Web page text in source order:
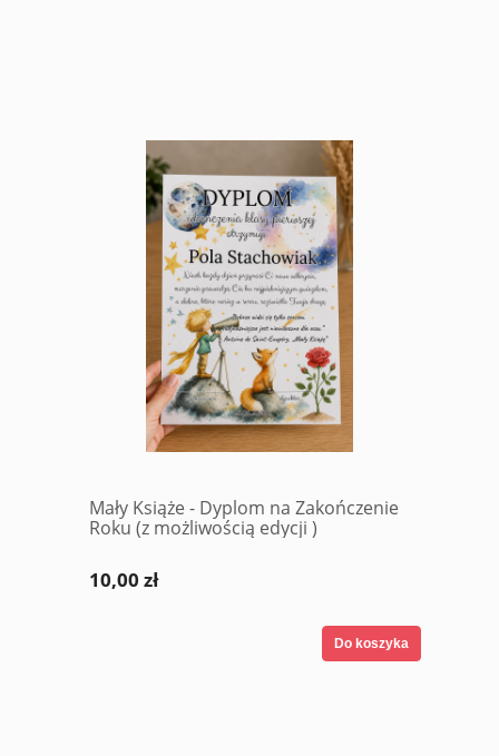
Mały Książe - Dyplom na Zakończenie
Roku (z możliwością edycji )
10,00 zł
Do koszyka